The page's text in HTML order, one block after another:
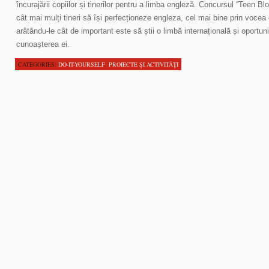
încurajării copiilor și tinerilor pentru a limba engleză. Concursul “Teen
cât mai mulți tineri să își perfecționeze engleza, cel mai bine prin vocea
arâtându-le cât de important este să știi o limbă internațională și
cunoașterea ei.
CATEGORIES: DO-IT-YOURSELF, PROIECTE ŞI ACTIVITĂŢI